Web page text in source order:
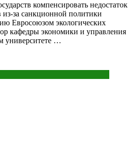
компенсировать недостаток
из-за санкционной политики
Евросоюзом экологических
кафедры экономики и управления
университете …